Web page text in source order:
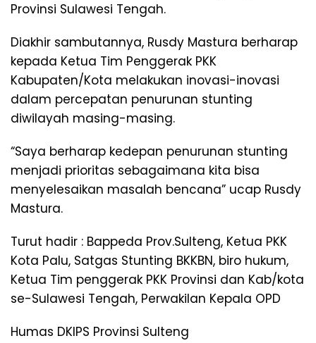
Provinsi Sulawesi Tengah.
Diakhir sambutannya, Rusdy Mastura berharap
kepada Ketua Tim Penggerak PKK
Kabupaten/Kota melakukan inovasi-inovasi
dalam percepatan penurunan stunting
diwilayah masing-masing.
“Saya berharap kedepan penurunan stunting
menjadi prioritas sebagaimana kita bisa
menyelesaikan masalah bencana” ucap Rusdy
Mastura.
Turut hadir : Bappeda Prov.Sulteng, Ketua PKK
Kota Palu, Satgas Stunting BKKBN, biro hukum,
Ketua Tim penggerak PKK Provinsi dan Kab/kota
se-Sulawesi Tengah, Perwakilan Kepala OPD
Humas DKIPS Provinsi Sulteng